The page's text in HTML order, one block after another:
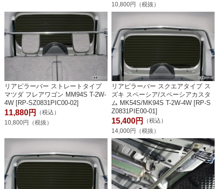
10,800円（税抜）
リアピラーバー ストレートタイプ
マツダ フレアワゴン MM94S T-2W-
4W [RP-SZ0831PIC00-02]
11,880円
（税込）
10,800円（税抜）
リアピラーバー スクエアタイプ ス
ズキ スペーシア/スペーシアカスタ
ム MK54S/MK94S T-2W-4W [RP-S
Z0831PIE00-01]
15,400円
（税込）
14,000円（税抜）